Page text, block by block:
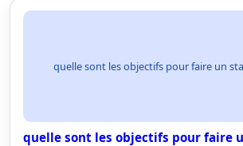
quelle sont les objectifs pour faire un
quelle sont les objectifs pour faire